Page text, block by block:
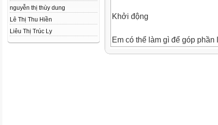
nguyễn thị thùy dung
Lê Thị Thu Hiền
Liêu Thị Trúc Ly
Khởi động
Em có thể làm gì để góp phần